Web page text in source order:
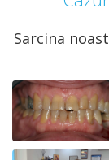
Sarcina